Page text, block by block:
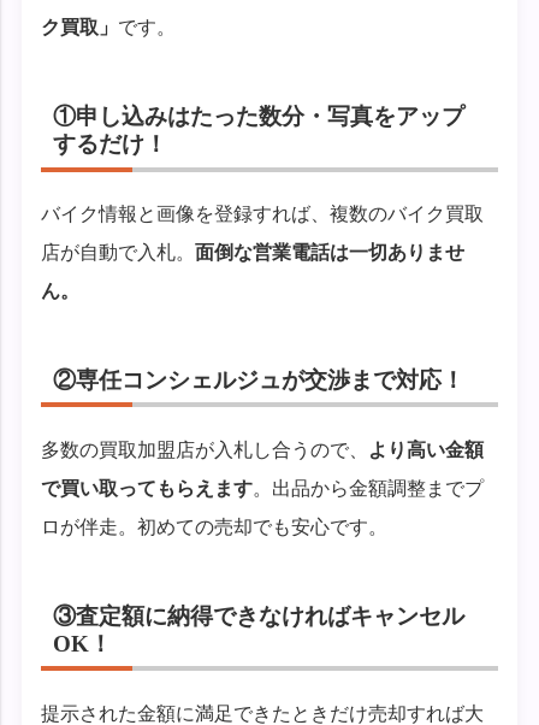
ク買取」 です。
①申し込みはたった数分・写真をアップ
するだけ！
バイク情報と画像を登録すれば、複数のバイク買取
店が自動で入札。面倒な営業電話は一切ありませ
ん。
②専任コンシェルジュが交渉まで対応！
多数の買取加盟店が入札し合うので、 より高い金額
で買い取ってもらえます。出品から金額調整までプ
ロが伴走。初めての売却でも安心です。
③査定額に納得できなければキャンセル
OK！
提示された金額に満足できたときだけ売却すれば大